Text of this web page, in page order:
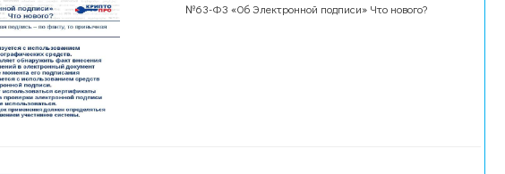
№63-ФЗ «Об Электронной подписи» Что нового?